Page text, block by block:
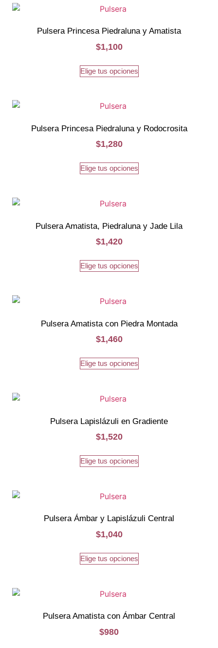
Pulsera Princesa Piedraluna y Amatista
$1,100
Elige tus opciones
Pulsera Princesa Piedraluna y Rodocrosita
$1,280
Elige tus opciones
Pulsera Amatista, Piedraluna y Jade Lila
$1,420
Elige tus opciones
Pulsera Amatista con Piedra Montada
$1,460
Elige tus opciones
Pulsera Lapislázuli en Gradiente
$1,520
Elige tus opciones
Pulsera Ámbar y Lapislázuli Central
$1,040
Elige tus opciones
Pulsera Amatista con Ámbar Central
$980